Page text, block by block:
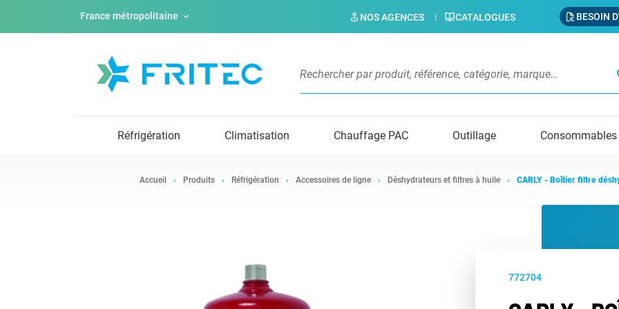
France métropolitaine NOS AGENCES CATALOGUES BESOIN
Réfrigération Climatisation Chauffage PAC Outillage Consommables
Accueil Produits Réfrigération Accessoires de ligne Déshydrateurs et filtres à huile CARLY - Boîtier filtre
772704